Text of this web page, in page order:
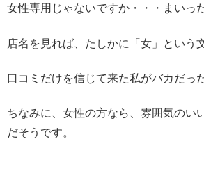
女性専用じゃないですか・・・まいっ
店名を見れば、たしかに「女」という
口コミだけを信じて来た私がバカだっ
ちなみに、女性の方なら、雰囲気のい
だそうです。